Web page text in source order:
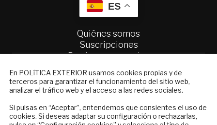
ES
Quiénes somos
Suscripciones
Productos y precios
Condiciones generales de contratación
Publicidad
Contacto
En POLíTICA EXTERIOR usamos cookies propias y de
terceros para garantizar el funcionamiento del sitio web,
analizar el tráfico web y el acceso a las redes sociales.
Si pulsas en “Aceptar”, entendemos que consientes el uso de
cookies. Si deseas adaptar su configuración o rechazarlas,
NEWSLETTER
Suscríbase a nuestro boletín electrónico y
reciba en su correo el mejor análisis
internacional en español.